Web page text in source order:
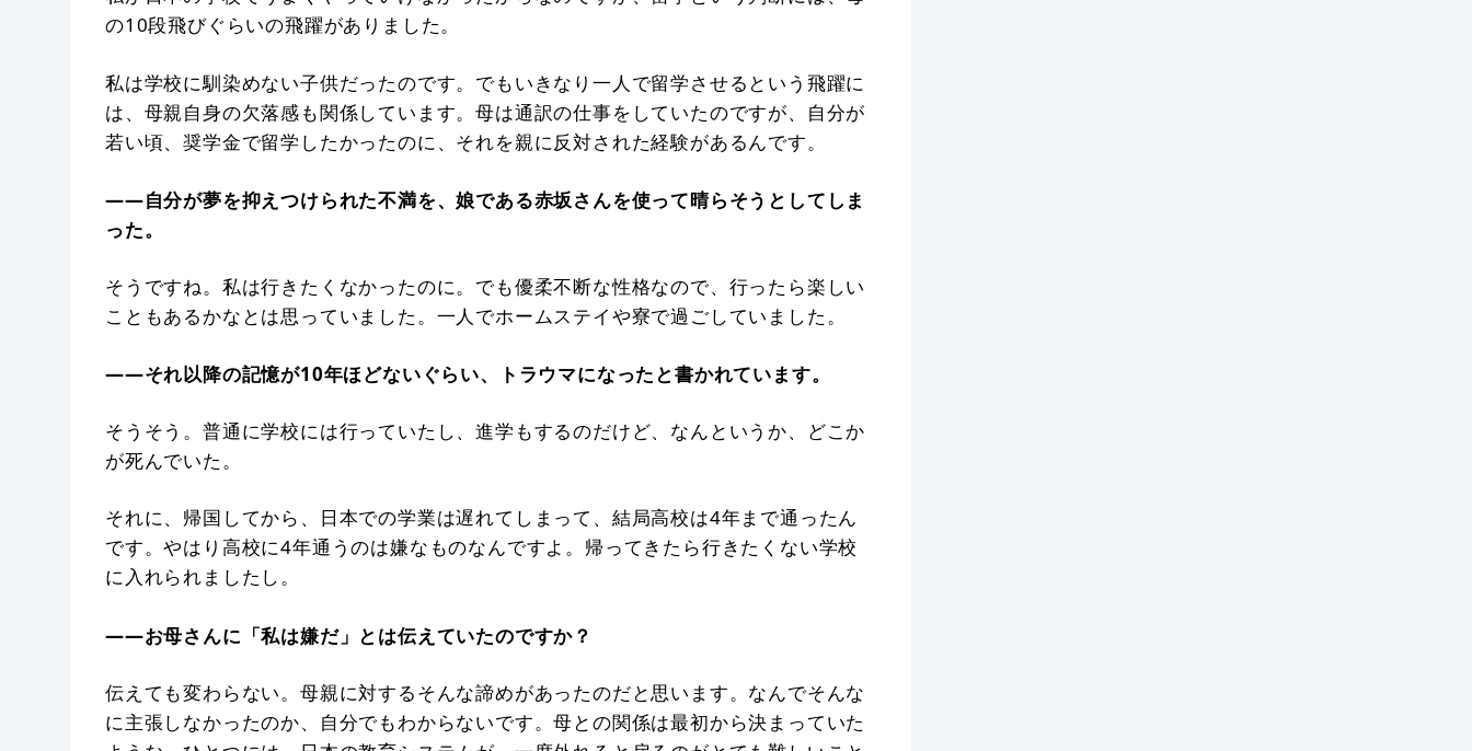
の10段飛びぐらいの飛躍がありました。
私は学校に馴染めない子供だったのです。でもいきなり一人で留学させるという飛躍に
は、母親自身の欠落感も関係しています。母は通訳の仕事をしていたのですが、自分が
若い頃、奨学金で留学したかったのに、それを親に反対された経験があるんです。
——自分が夢を抑えつけられた不満を、娘である赤坂さんを使って晴らそうとしてしま
った。
そうですね。私は行きたくなかったのに。でも優柔不断な性格なので、行ったら楽しい
こともあるかなとは思っていました。一人でホームステイや寮で過ごしていました。
——それ以降の記憶が10年ほどないぐらい、トラウマになったと書かれています。
そうそう。普通に学校には行っていたし、進学もするのだけど、なんというか、どこか
が死んでいた。
それに、帰国してから、日本での学業は遅れてしまって、結局高校は4年まで通ったん
です。やはり高校に4年通うのは嫌なものなんですよ。帰ってきたら行きたくない学校
に入れられましたし。
——お母さんに「私は嫌だ」とは伝えていたのですか？
伝えても変わらない。母親に対するそんな諦めがあったのだと思います。なんでそんな
に主張しなかったのか、自分でもわからないです。母との関係は最初から決まっていた